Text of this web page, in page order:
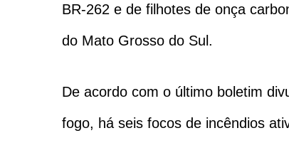
BR-262 e de filhotes de onça
do Mato Grosso do Sul.
De acordo com o último boletim
fogo, há seis focos de incêndios